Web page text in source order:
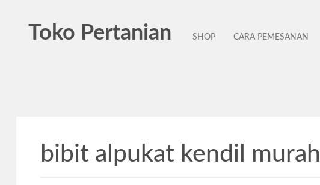
Toko Pertanian SHOP CARA PEMESANAN
bibit alpukat kendil murah